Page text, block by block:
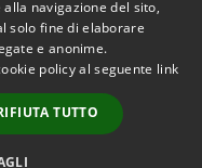
© 2026 • Comune di
Uras • Powered by
Municipium•Accesso
redazione
navigazione del sito,
solo fine di elaborare
e anonime.
policy al seguente link
TUTTO